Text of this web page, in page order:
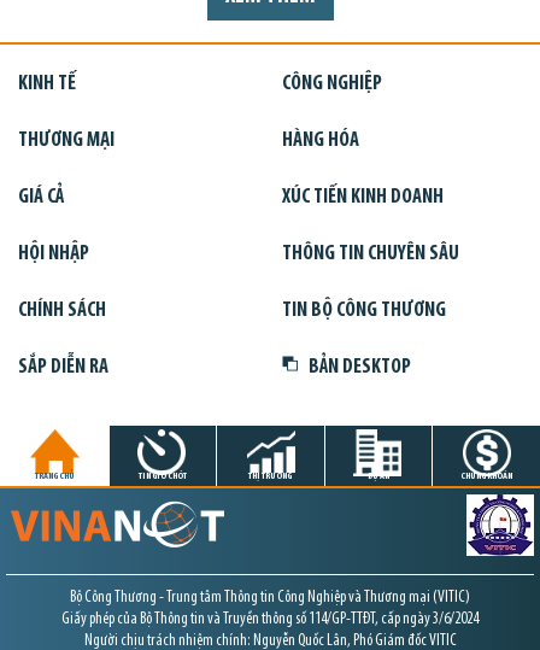
KINH TẾ CÔNG NGHIỆP
THƯƠNG MẠI HÀNG HÓA
GIÁ CẢ XÚC TIẾN KINH DOANH
HỘI NHẬP THÔNG TIN CHUYÊN SÂU
CHÍNH SÁCH TIN BỘ CÔNG THƯƠNG
SẮP DIỄN RA BẢN DESKTOP
TRANG CHỦ TIN GIỜ CHÓT THỊ TRƯỜNG DỰ ÁN CHỨNG KHOÁN
Bộ Công Thương - Trung tâm Thông tin Công Nghiệp và Thương mại (VITIC)
Giấy phép của Bộ Thông tin và Truyền thông số 114/GP-TTĐT, cấp ngày 3/6/2024
Người chịu trách nhiệm chính: Nguyễn Quốc Lân, Phó Giám đốc VITIC